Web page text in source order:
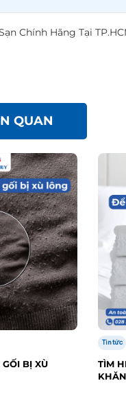
Chính Hãng Tại
QUAN
GỐI BỊ XÙ
Tin tức
TÌM